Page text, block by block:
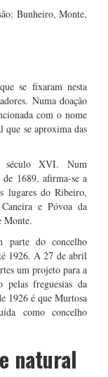
Bunheiro, Monte,
se fixaram nesta
Numa doação
com o nome
que se aproxima das
XVI. Num
1689, afirma-se a
lugares do Ribeiro,
e Póvoa da
Monte.
parte do concelho
1926. A 27 de abril
um projeto para a
pelas freguesias da
1926 é que Murtosa
como concelho
natural